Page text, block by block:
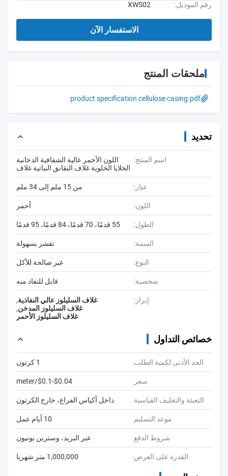
رقم الموديل:
XWS02
الاستفسار الآن
ملحقات المنتج
product specification cellulose casing.pdf
تحديد
اسم المنتج:
اللون الأحمر عالية الشفافية الدخانية
الخلايا الخلوية غلاف النقانق النباتية غلاف
عيار: من 15 ملم إلى 34 ملم
اللون: أحمر
الطول: 55 قدمًا، 70 قدمًا، 84 قدمًا، 95 قدمًا
السمة: تقشر بسهولة
النوع: غير صالحة للأكل
شخصية: قابل للنفاذ منه
إبراز: غلاف السليلوز عالي النفاذية,
غلاف السليلوز المدخن,
غلاف السليلوز الأحمر
خصائص التداول
الحد الأدنى لكمية الطلب 1 كرتون
سعر $0.04-$0.1/meter
التعبئة والتغليف القياسية داخل أكياس الفراغ، خارج الكرتون
موعد التسليم 10 أيام عمل
شروط الدفع عبر البريد، وسترين يونيون
القدرة على العرض 1,000,000 متر شهريا